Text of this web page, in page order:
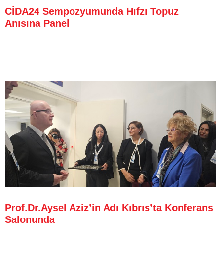
CİDA24 Sempozyumunda Hıfzı Topuz
Anısına Panel
Prof.Dr.Aysel Aziz’in Adı Kıbrıs’ta Konferans
Salonunda